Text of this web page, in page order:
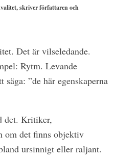
skriver författaren och
Det är vilseledande.
Rytm. Levande
”de här egenskaperna
det. Kritiker,
om det finns objektiv
ursinnigt eller raljant.